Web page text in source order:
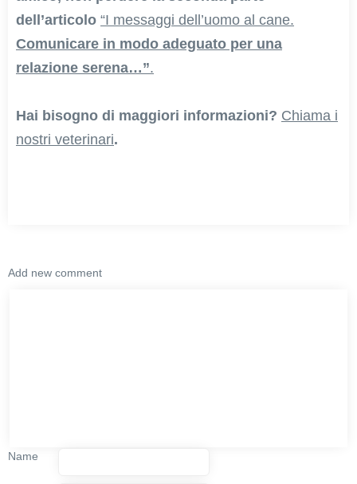
dell’articolo “I messaggi dell’uomo al cane.
Comunicare in modo adeguato per una
relazione serena…”.
Hai bisogno di maggiori informazioni? Chiama i
nostri veterinari.
Add new comment
Name